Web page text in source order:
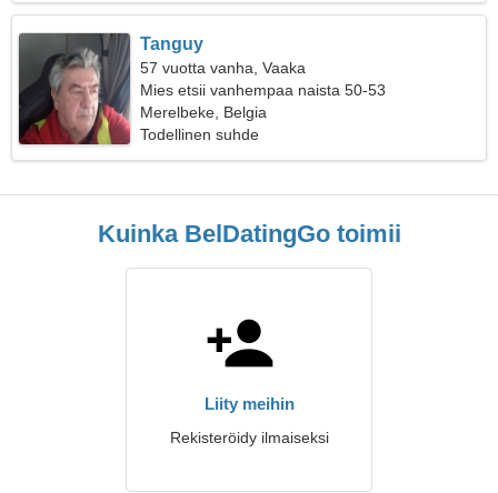
Tanguy
57 vuotta vanha, Vaaka
Mies etsii vanhempaa naista 50-53
Merelbeke, Belgia
Todellinen suhde
Kuinka BelDatingGo toimii
Liity meihin
Rekisteröidy ilmaiseksi